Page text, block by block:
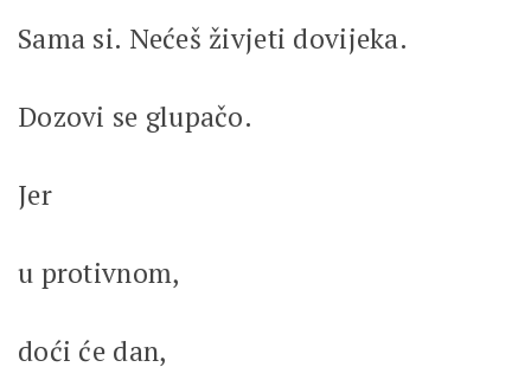
Sama si. Nećeš živjeti dovijeka.
Dozovi se glupačo.
Jer
u protivnom,
doći će dan,